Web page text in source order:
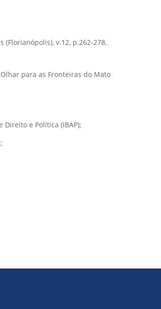
v.12, p.262-278,
para as Fronteiras do Mato
e Política (IBAP);